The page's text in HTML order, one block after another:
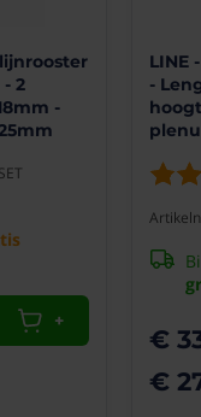
2
-
+
LINE
-
€
€